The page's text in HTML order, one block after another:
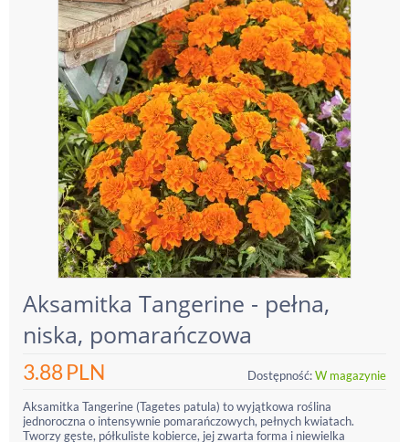
Aksamitka Tangerine - pełna,
niska, pomarańczowa
3.88PLN Dostępność:W magazynie
Aksamitka Tangerine (Tagetes patula) to wyjątkowa roślina
jednoroczna o intensywnie pomarańczowych, pełnych kwiatach.
Tworzy gęste, półkuliste kobierce, jej zwarta forma i niewielka